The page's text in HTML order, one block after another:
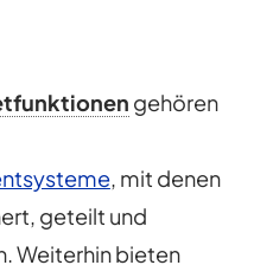
gehören
, mit denen
geteilt und
Weiterhin bieten